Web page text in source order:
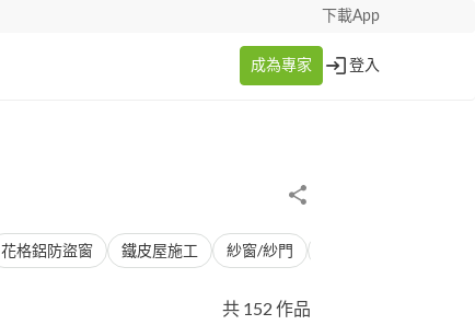
下載App
成為專家 登入
花格鋁防盜窗 鐵皮屋施工 紗窗/紗門
共 152 作品